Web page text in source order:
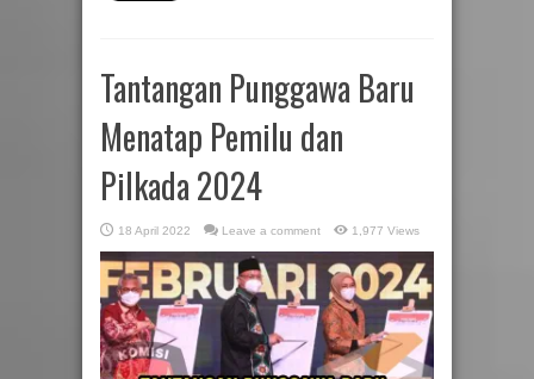
Tantangan Punggawa Baru
Menatap Pemilu dan
Pilkada 2024
18 April 2022 Leave a comment 1,977 Views